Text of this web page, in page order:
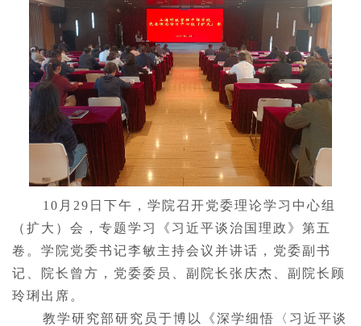
10月29日下午，学院召开党委理论学习中心组
（扩大）会，专题学习《习近平谈治国理政》第五
卷。学院党委书记李敏主持会议并讲话，党委副书
记、院长曾方，党委委员、副院长张庆杰、副院长顾
玲琍出席。
教学研究部研究员于博以《深学细悟〈习近平谈